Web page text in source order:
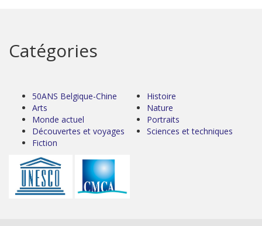
Catégories
50ANS Belgique-Chine
Arts
Monde actuel
Découvertes et voyages
Fiction
Histoire
Nature
Portraits
Sciences et techniques